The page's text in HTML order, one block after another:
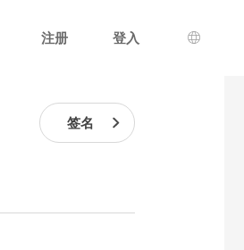
注册 登入
语言选
签名